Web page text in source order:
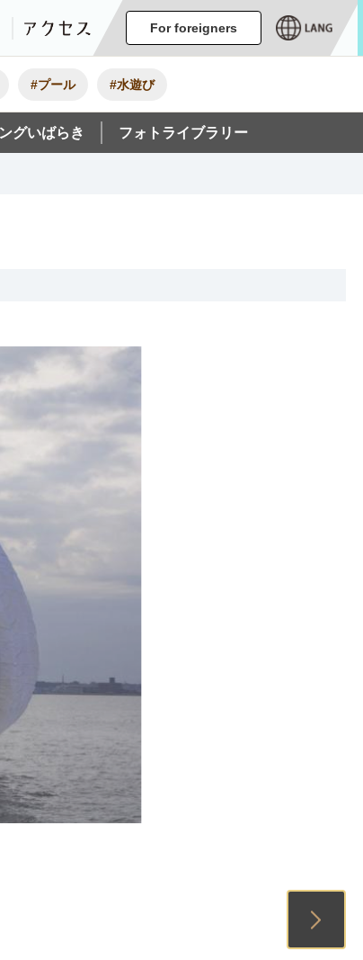
ベント グルメ・みやげ宿泊 アクセス
For foreigners
#プール #水遊び
グいばらき フォトライブラリー